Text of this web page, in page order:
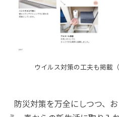
ウイルス対策の工夫も掲載
防災対策を万全にしつつ、